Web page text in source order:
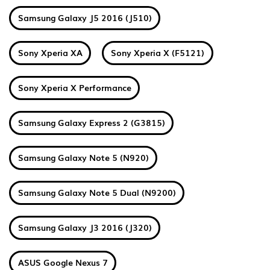
Samsung Galaxy J5 2016 (J510)
Sony Xperia XA Sony Xperia X (F5121)
Sony Xperia X Performance
Samsung Galaxy Express 2 (G3815)
Samsung Galaxy Note 5 (N920)
Samsung Galaxy Note 5 Dual (N9200)
Samsung Galaxy J3 2016 (J320)
ASUS Google Nexus 7